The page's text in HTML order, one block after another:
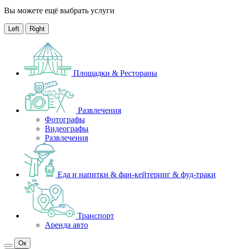
Вы можете ещё выбрать услуги
Left Right
Площадки & Рестораны
Развлечения
Фотографы
Видеографы
Развлечения
Еда и напитки & фан-кейтеринг & фуд-траки
Транспорт
Аренда авто
Ок